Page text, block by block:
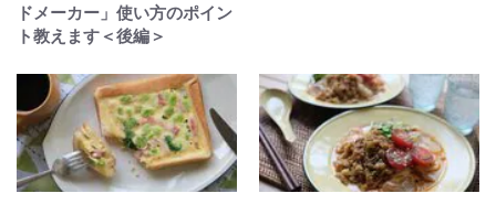
ドメーカー」使い方のポイン
ト教えます＜後編＞